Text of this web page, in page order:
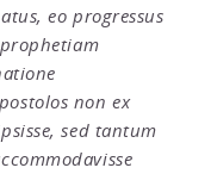
eo progressus
non ex
sed tantum